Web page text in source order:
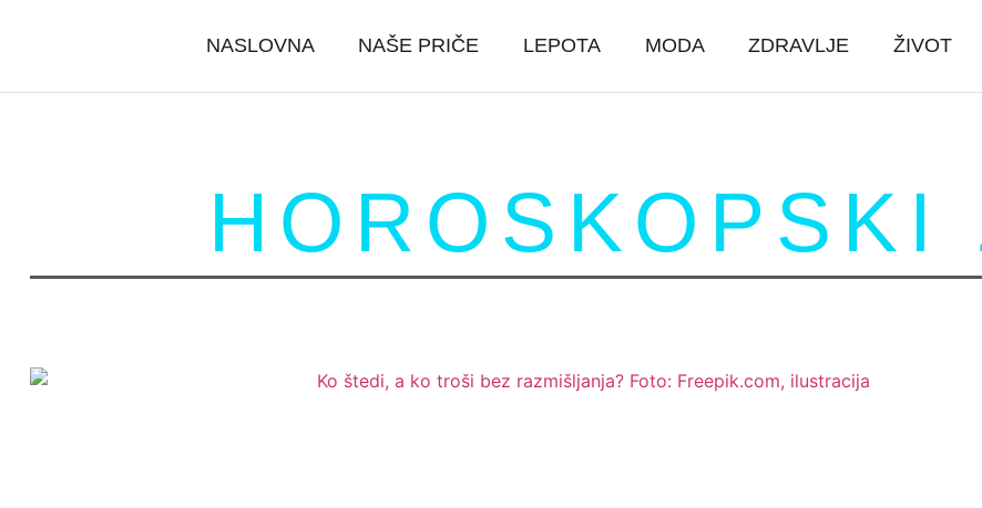
NASLOVNA NAŠE PRIČE LEPOTA MODA ZDRAVLJE ŽIVOT
HOROSKOPSKI